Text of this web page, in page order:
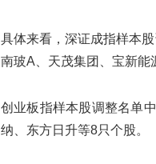
具体来看，深证成指样本
南玻A、天茂集团、宝新能
创业板指样本股调整名单
纳、东方日升等8只个股。